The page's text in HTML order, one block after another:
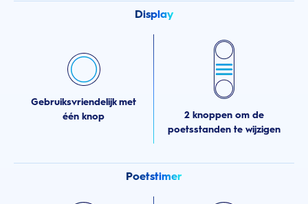
Display
Gebruiksvriendelijk met
één knop
2 knoppen om de
poetsstanden te wijzigen
Poetstimer